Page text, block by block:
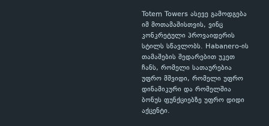
Totem Towers ასევე გამოდგება
იმ მოთამაშისთვის, ვინც
კონკრეტული პროვაიდერის
სტილს სწავლობს. Habanero-ის
თამაშების შედარებით უკეთ
ჩანს, რომელი სათაურებია
უფრო მშვიდი, რომელი უფრო
დინამიკური და რომელშია
ბონუს ფუნქციებზე უფრო დიდი
აქცენტი.